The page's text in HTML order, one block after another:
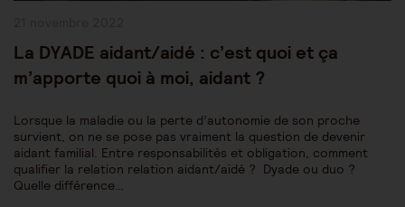
La DYADE aidant/aidé : c’est quoi et ça
m’apporte quoi à moi, aidant ?
Lorsque la maladie ou la perte d’autonomie de son proche
survient, on ne se pose pas vraiment la question de devenir
aidant familial. Entre responsabilités et obligation, comment
qualifier la relation relation aidant/aidé ? Dyade ou duo ?
Quelle différence…